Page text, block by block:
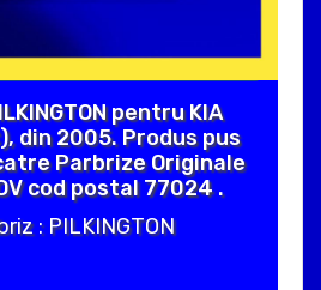
pentru KIA
din 2005. Produs pus
Parbrize Originale
cod postal 77024 .
: PILKINGTON